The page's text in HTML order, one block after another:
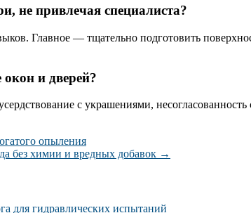
не привлечая специалиста?
Главное — тщательно подготовить
и дверей?
с украшениями,
опыления
без химии и вредных добавок →